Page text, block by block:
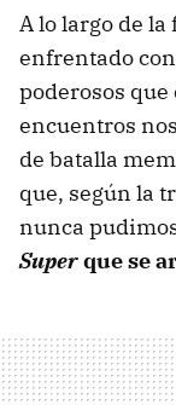
A lo largo de
enfrentado
poderosos que
encuentros
de batalla
que, según la
nunca
Superque se